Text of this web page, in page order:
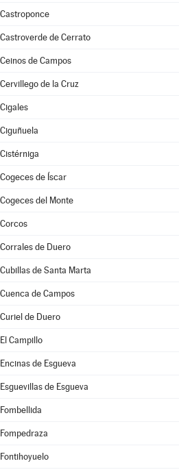
Castroponce
Castroverde de Cerrato
Ceinos de Campos
Cervillego de la Cruz
Cigales
Ciguñuela
Cistérniga
Cogeces de Íscar
Cogeces del Monte
Corcos
Corrales de Duero
Cubillas de Santa Marta
Cuenca de Campos
Curiel de Duero
El Campillo
Encinas de Esgueva
Esguevillas de Esgueva
Fombellida
Fompedraza
Fontihoyuelo